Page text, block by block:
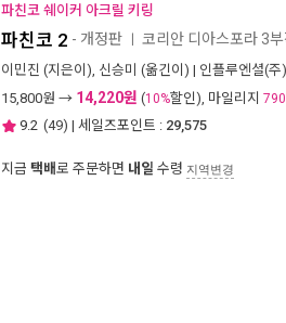
파친코 쉐이커 아크릴 키링
파친코 2 - 개정판 코리안 디아스포라 3부
이민진 (지은이), 신승미 (옮긴이) | 인플루엔셜(주)
15,800원 → 14,220원 (10%할인), 마일리지 790
9.2 (49) | 세일즈포인트 : 29,575
지금 택배로 주문하면 내일 수령 지역변경